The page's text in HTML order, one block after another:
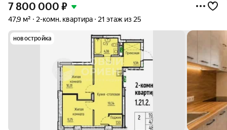
7 800 000 ₽
47,9 м² 2-комн. квартира 21 этаж из 25
новостройка